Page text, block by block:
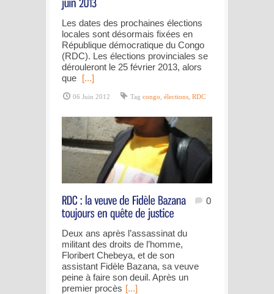
Les dates des prochaines élections
locales sont désormais fixées en
République démocratique du Congo
(RDC). Les élections provinciales se
dérouleront le 25 février 2013, alors
que [...]
06 Juin 2012 Tag congo élections RDC
0
Deux ans après l’assassinat du
militant des droits de l’homme,
Floribert Chebeya, et de son
assistant Fidèle Bazana, sa veuve
peine à faire son deuil. Après un
premier procès [...]